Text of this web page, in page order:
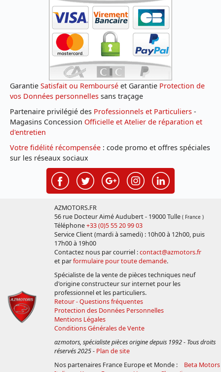
Garantie Satisfait ou Remboursé et Garantie Protection de
vos Données personnelles sans traçage
Partenaire privilégié des Professionnels et Particuliers -
Magasins Concession Officielle et Atelier de réparation et
d'entretien
Votre fidélité récompensée : code promo et offres spéciales
sur les réseaux sociaux
AZMOTORS.FR
56 rue Docteur Aimé Audubert - 19000 Tulle ( France )
Téléphone+33 (0)5 55 20 99 03
Service Client (mardi à samedi) : 10h00 à 12h00, puis
17h00 à 19h00
Contactez nous par courriel :contact@azmotors.fr
et parformulaire pour toute demande.
Spécialiste de la vente de pièces techniques neuf
d'origine constructeur sur internet pour les
professionnel et les particuliers.
Retour - Questions fréquentes
Protection des Données Personnelles
Mentions Légales
Conditions Générales de Vente
azmotors, spécialiste pièces origine depuis 1992 - Tous droits
réservés 2025- Plan de site
Nos partenaires France Europe et Monde :
Beta Motors